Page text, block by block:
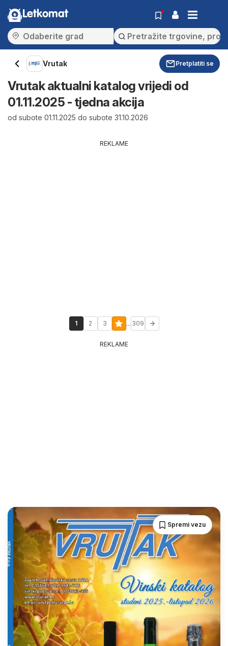
Letkomat
Vrutak Pretplatiti se
Vrutak aktualni katalog vrijedi od
01.11.2025 - tjedna akcija
od subote 01.11.2025 do subote 31.10.2026
REKLAME
1 2 3 ... 309
REKLAME
Spremi vezu